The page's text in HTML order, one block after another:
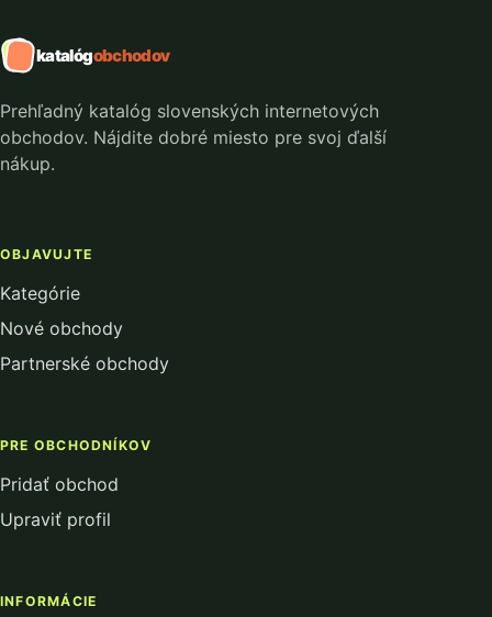
katalógobchodov
Prehľadný katalóg slovenských internetových
obchodov. Nájdite dobré miesto pre svoj ďalší
nákup.
OBJAVUJTE
Kategórie
Nové obchody
Partnerské obchody
PRE OBCHODNÍKOV
Pridať obchod
Upraviť profil
INFORMÁCIE